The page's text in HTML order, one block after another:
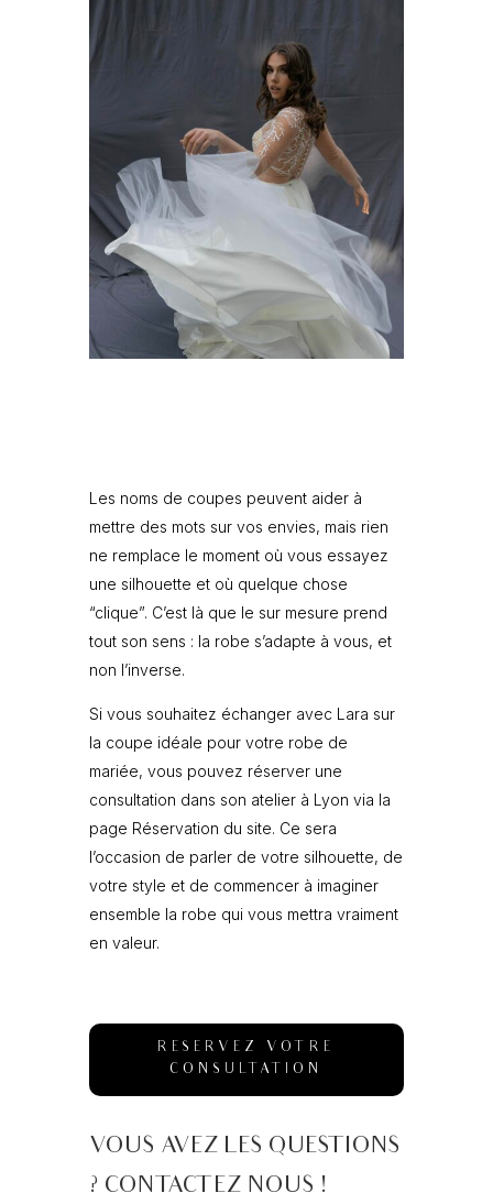
Les noms de coupes peuvent aider à
mettre des mots sur vos envies, mais rien
ne remplace le moment où vous essayez
une silhouette et où quelque chose
“clique”. C’est là que le sur mesure prend
tout son sens : la robe s’adapte à vous, et
non l’inverse.
Si vous souhaitez échanger avec Lara sur
la coupe idéale pour votre robe de
mariée, vous pouvez réserver une
consultation dans son atelier à Lyon via la
page Réservation du site. Ce sera
l’occasion de parler de votre silhouette, de
votre style et de commencer à imaginer
ensemble la robe qui vous mettra vraiment
en valeur.
RESERVEZ VOTRE
CONSULTATION
VOUS AVEZ LES QUESTIONS
? CONTACTEZ NOUS !